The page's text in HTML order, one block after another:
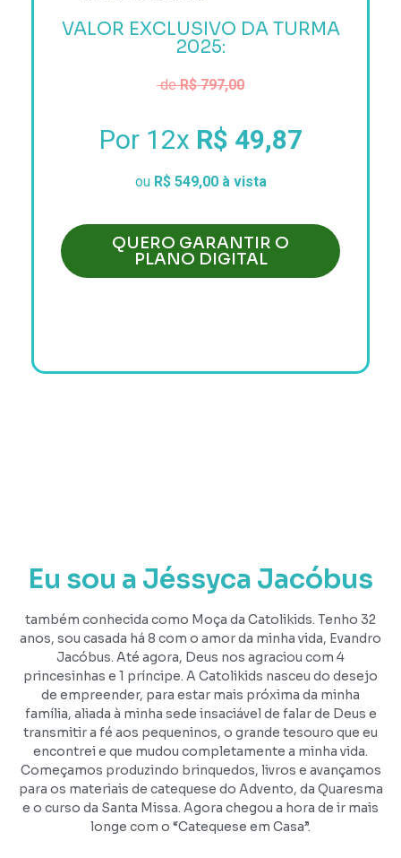
VALOR EXCLUSIVO DA TURMA
2025:
deR$ 797,00
Por 12x R$ 49,87
ou R$ 549,00 à vista
QUERO GARANTIR O
PLANO DIGITAL
Eu sou a Jéssyca Jacóbus
também conhecida como Moça da Catolikids. Tenho 32
anos, sou casada há 8 com o amor da minha vida, Evandro
Jacóbus. Até agora, Deus nos agraciou com 4
princesinhas e 1 príncipe. A Catolikids nasceu do desejo
de empreender, para estar mais próxima da minha
família, aliada à minha sede insaciável de falar de Deus e
transmitir a fé aos pequeninos, o grande tesouro que eu
encontrei e que mudou completamente a minha vida.
Começamos produzindo brinquedos, livros e avançamos
para os materiais de catequese do Advento, da Quaresma
e o curso da Santa Missa. Agora chegou a hora de ir mais
longe com o “Catequese em Casa”.